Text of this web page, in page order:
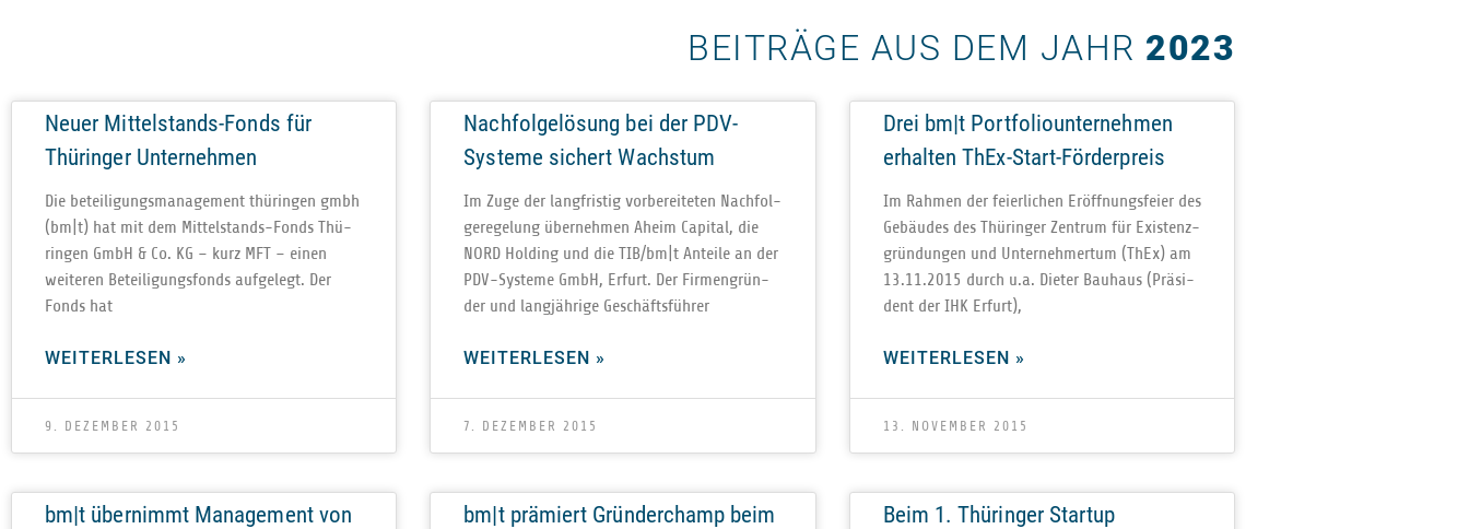
BEITRÄGE AUS DEM JAHR 2023
Neuer Mittelstands-Fonds für
Thüringer Unternehmen
Die betei­li­gungs­ma­nage­ment thü­rin­gen gmbh
(bm|t) hat mit dem Mit­­tel­­stands-Fonds Thü­
rin­gen GmbH & Co. KG – kurz MFT – einen
wei­te­ren Betei­li­gungs­fonds auf­ge­legt. Der
Fonds hat
WEITERLESEN »
9. DEZEMBER 2015
Nachfolgelösung bei der PDV-
Systeme sichert Wachstum
Im Zuge der lang­fris­tig vor­be­rei­te­ten Nach­fol­
ge­re­ge­lung über­neh­men Aheim Capi­tal, die
NORD Hol­ding und die TIB/bm|t Anteile an der
PDV-Sys­­teme GmbH, Erfurt. Der Fir­men­grün­
der und lang­jäh­rige Geschäftsführer
WEITERLESEN »
7. DEZEMBER 2015
Drei bm|t Portfoliounternehmen
erhalten ThEx-Start-Förderpreis
Im Rah­men der fei­er­li­chen Eröff­nungs­feier des
Gebäu­des des Thü­rin­ger Zen­trum für Exis­tenz­
grün­dun­gen und Unter­neh­mer­tum (ThEx) am
13.11.2015 durch u.a. Die­ter Bau­haus (Prä­si­
dent der IHK Erfurt),
WEITERLESEN »
13. NOVEMBER 2015
bm|t übernimmt Management von
bm|t prämiert Gründerchamp beim
Beim 1. Thüringer Startup